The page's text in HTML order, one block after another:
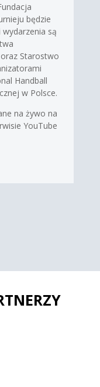
będzie
są
Starostwo
Handball
w Polsce.
na żywo na
YouTube